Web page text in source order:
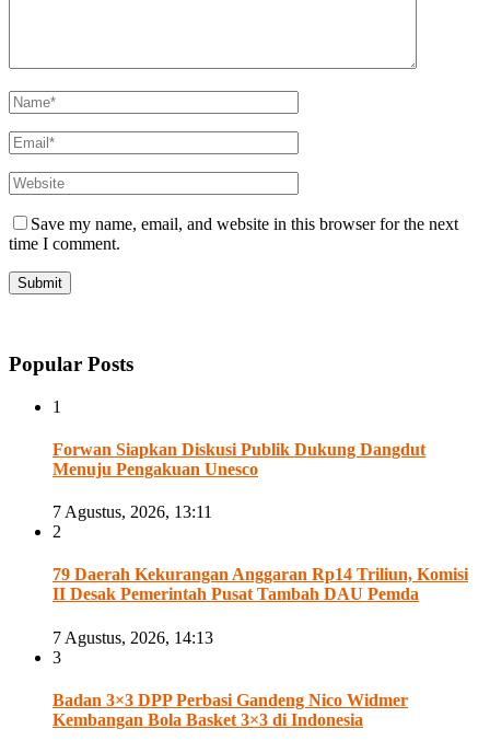
Save my name, email, and website in this browser for the next
time I comment.
Popular Posts
1
Forwan Siapkan Diskusi Publik Dukung Dangdut
Menuju Pengakuan Unesco
7 Agustus, 2026, 13:11
2
79 Daerah Kekurangan Anggaran Rp14 Triliun, Komisi
II Desak Pemerintah Pusat Tambah DAU Pemda
7 Agustus, 2026, 14:13
3
Badan 3×3 DPP Perbasi Gandeng Nico Widmer
Kembangan Bola Basket 3×3 di Indonesia